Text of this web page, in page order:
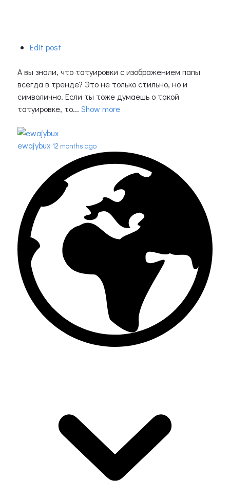
Edit post
А вы знали, что татуировки с изображением папы
всегда в тренде? Это не только стильно, но и
символично. Если ты тоже думаешь о такой
татуировке, то... Show more
ewajybux 12 months ago